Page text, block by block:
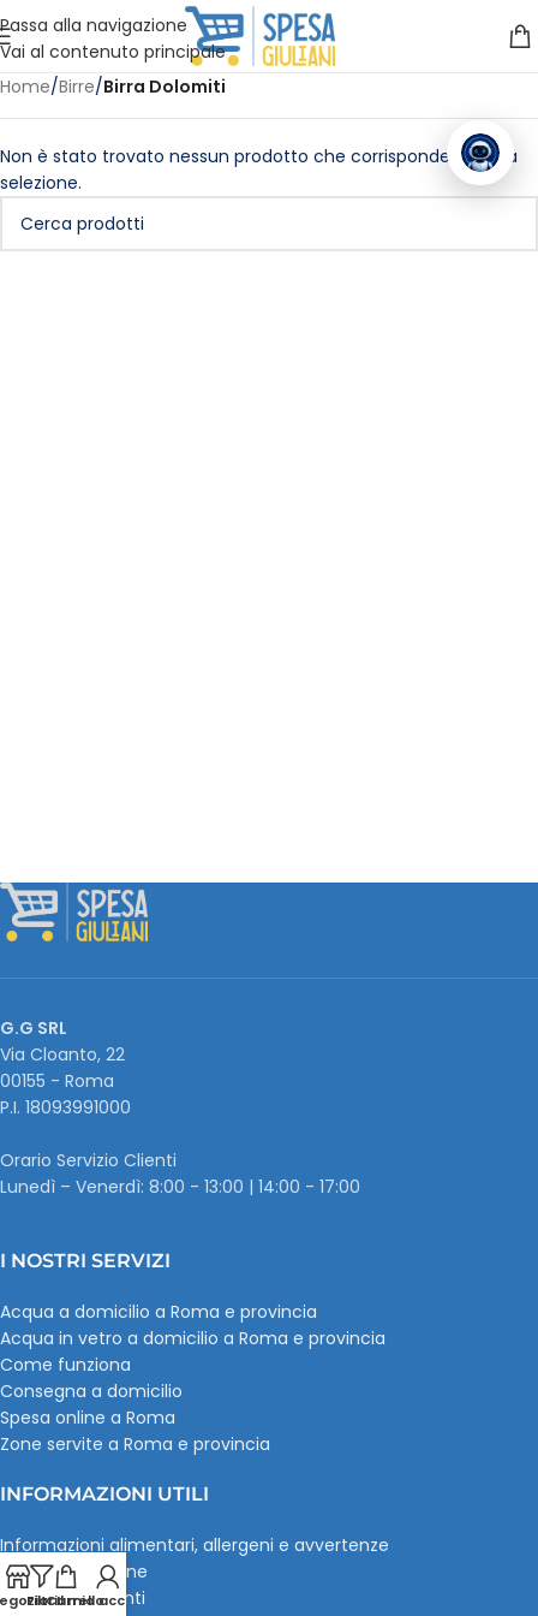
Passa alla navigazione
Vai al contenuto principale
Vuoi assistenza?Clicca qui e ti richiamiamo noi
Home/Birre/Birra Dolomiti
Non è stato trovato nessun prodotto che corrisponde alla tua
selezione.
G.G SRL
Via Cloanto, 22
00155 - Roma
P.I. ‭18093991000
Orario Servizio Clienti
Lunedì – Venerdì: 8:00 - 13:00 | 14:00 - 17:00
I NOSTRI SERVIZI
Acqua a domicilio a Roma e provincia
Acqua in vetro a domicilio a Roma e provincia
Come funziona
Consegna a domicilio
Spesa online a Roma
Zone servite a Roma e provincia
INFORMAZIONI UTILI
Informazioni alimentari, allergeni e avvertenze
Pagamenti online
Recensioni clienti
FiltriCarrello
Il mio account